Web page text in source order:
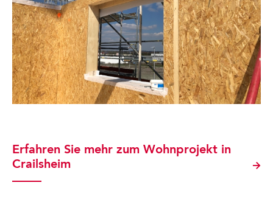
Erfahren Sie mehr zum Wohnprojekt in
Crailsheim